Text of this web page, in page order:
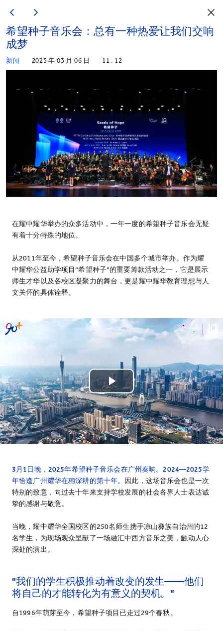
希望种子音乐会：总有一种热爱让我们交响
成梦
新闻 2025 年 03 月 06 日 11 : 12
在耀中耀华举办的众多活动中，一年一度的希望种子音乐会无疑
有着十分特殊的地位。
从2011年至今，希望种子音乐会在中国多个城市举办。作为耀
中耀华公益助学项目“希望种子”的重要筹款活动之一，它是展示
师生才华以及各校区凝聚力的舞台，更是耀中耀华教育理想与人
文关怀的具体诠释。
Play
Video
3月1日晚，2025年希望种子音乐会在广州奏响。2024—2025学
年恰逢广州耀华在穗深耕的第十年。因此，这场音乐会也是一次
特别的致意，向过去十年来支持学校发展的社会各界人士表达诚
挚的感谢与敬意。
当晚，耀中耀华全国校区的250名师生携手凉山彝族自治州的12
名学生，为现场观众呈献了一场融汇中西方音乐之美，触动人心
深处的演出。
"我们的学生积极推动着改变的发生——他们
将自己的才能转化为有意义的契机。"
自1996年萌芽至今，希望种子项目已走过29个春秋。